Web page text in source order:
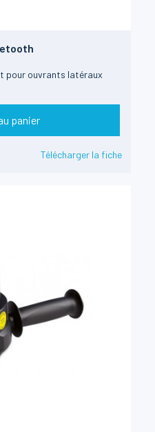
pour ouvrants latéraux
panier
Télécharger la fiche